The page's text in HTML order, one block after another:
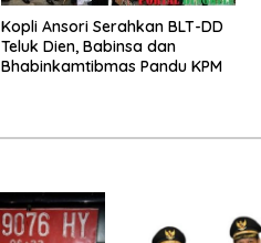
Kopli Ansori Serahkan BLT-DD
Teluk Dien, Babinsa dan
Bhabinkamtibmas Pandu KPM